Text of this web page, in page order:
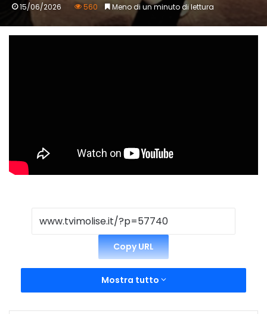
15/06/2026 560 Meno di un minuto di lettura
Copy URL
Mostra tutto